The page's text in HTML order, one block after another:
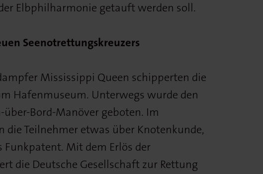
Elbphilharmonie getauft werden soll.
Seenotrettungskreuzers
Mississippi Queen schipperten die
Hafenmuseum. Unterwegs wurde den
über-Bord-Manöver geboten. Im
die Teilnehmer etwas über Knotenkunde,
Funkpatent. Mit dem Erlös der
die Deutsche Gesellschaft zur Rettung